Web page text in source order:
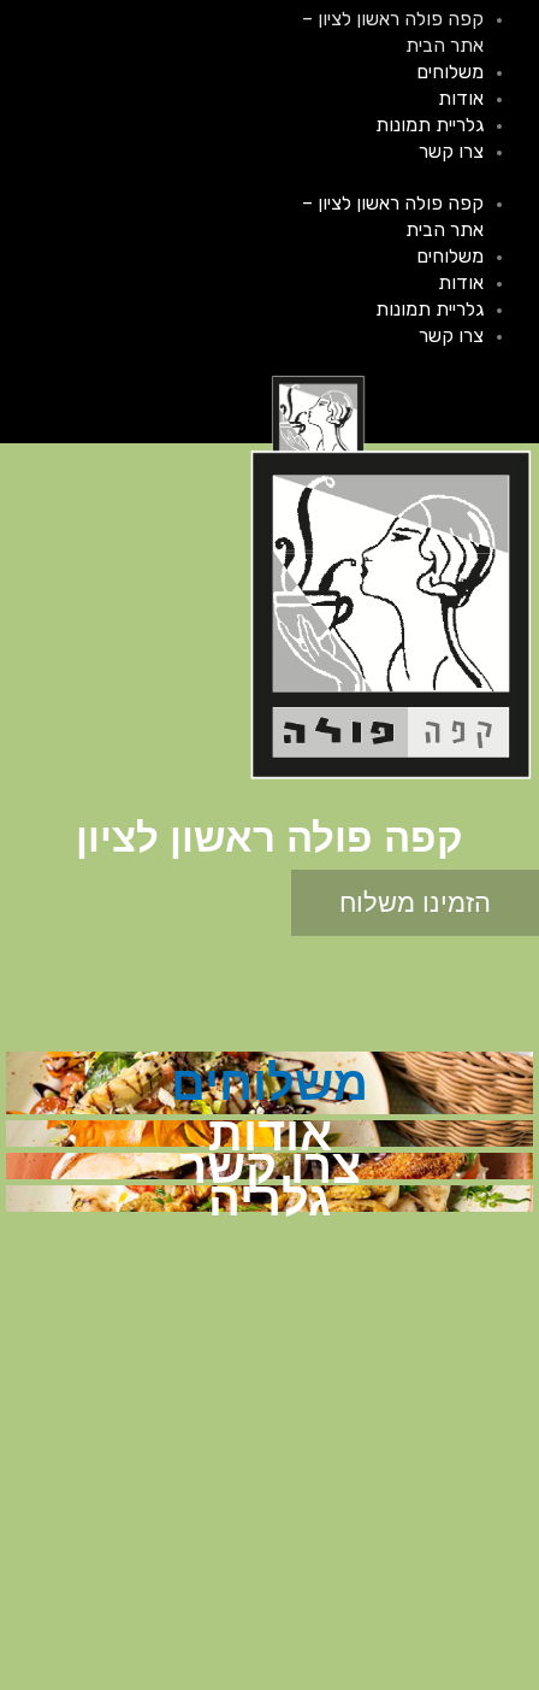
קפה פולה ראשון לציון –
אתר הבית
משלוחים
אודות
גלריית תמונות
צרו קשר
קפה פולה ראשון לציון –
אתר הבית
משלוחים
אודות
גלריית תמונות
צרו קשר
קפה פולה ראשון לציון
הזמינו משלוח
משלוחים
אודות
צרו קשר
גלריה